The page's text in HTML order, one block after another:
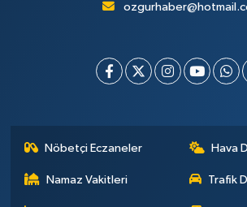
Nöbetçi Eczaneler Hava
Namaz Vakitleri Trafik